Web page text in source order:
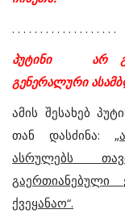
. . . . . . . . . . . . . . . . . . .
პუტინი
არ
გენერალური
ამის შესახებ
თან
დასძინა: „
ასრულებს
გაერთიანებული
ქვეყანაო“.